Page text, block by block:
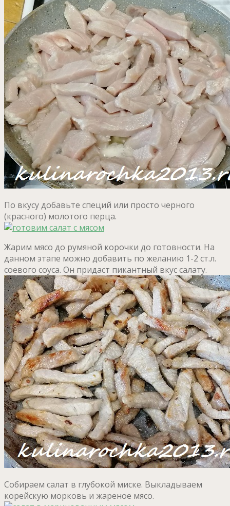
По вкусу добавьте специй или просто черного
(красного) молотого перца.
Жарим мясо до румяной корочки до готовности. На
данном этапе можно добавить по желанию 1-2 ст.л.
соевого соуса. Он придаст пикантный вкус салату.
Собираем салат в глубокой миске. Выкладываем
корейскую морковь и жареное мясо.